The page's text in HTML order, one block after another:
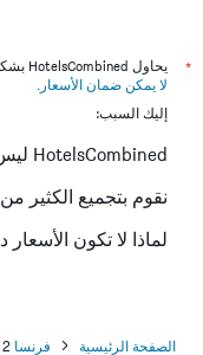
*
يحاول HotelsCombined بشكل دائم الحصول على الأسعار الدقيقة، ولكن
لا يمكن ضمان الأسعار .
إليك السبب:
HotelsCombined ليس البائع
نقوم بتجميع الكثير
لماذا لا تكون الأسعار
الصفحة الرئيسية فرنسا